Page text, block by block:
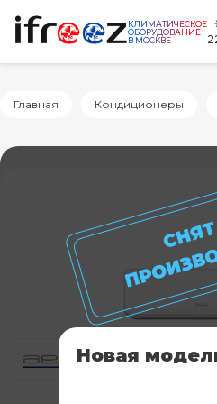
КЛИМАТИЧЕСКОЕ
ОБОРУДОВАНИЕ
В МОСКВЕ
Главная Кондиционеры
Новая